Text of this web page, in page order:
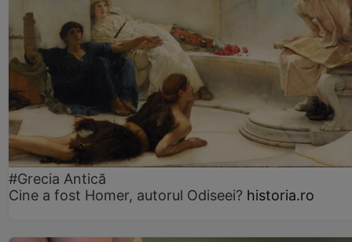
#Grecia Antică
Cine a fost Homer, autorul Odiseei? historia.ro